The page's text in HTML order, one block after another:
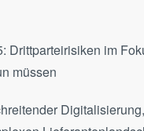
Drittparteirisiken im
müssen